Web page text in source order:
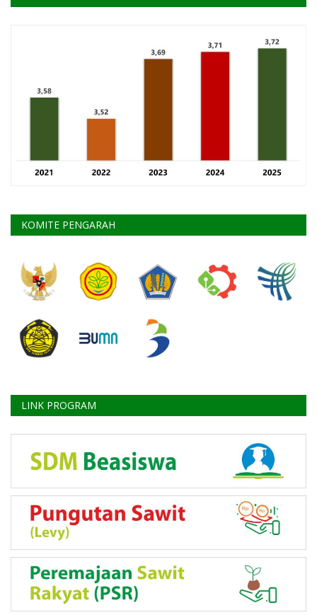
KOMITE PENGARAH
LINK PROGRAM